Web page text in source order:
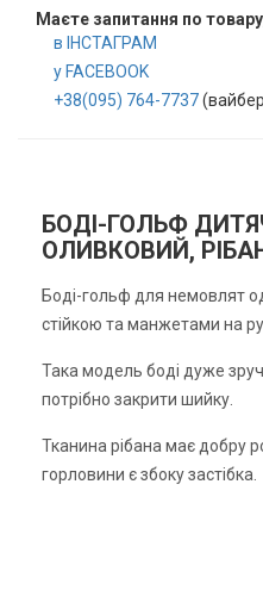
Маєте запитання по
в ІНСТАГРАМ
у FACEBOOK
+38(095) 764-7737
БОДІ-ГОЛЬФ
ОЛИВКОВИЙ,
Боді-гольф для немовлят
стійкою та манжетами на
Така модель боді дуже
потрібно закрити шийку.
Тканина рібана має добру
горловини є збоку застібка.